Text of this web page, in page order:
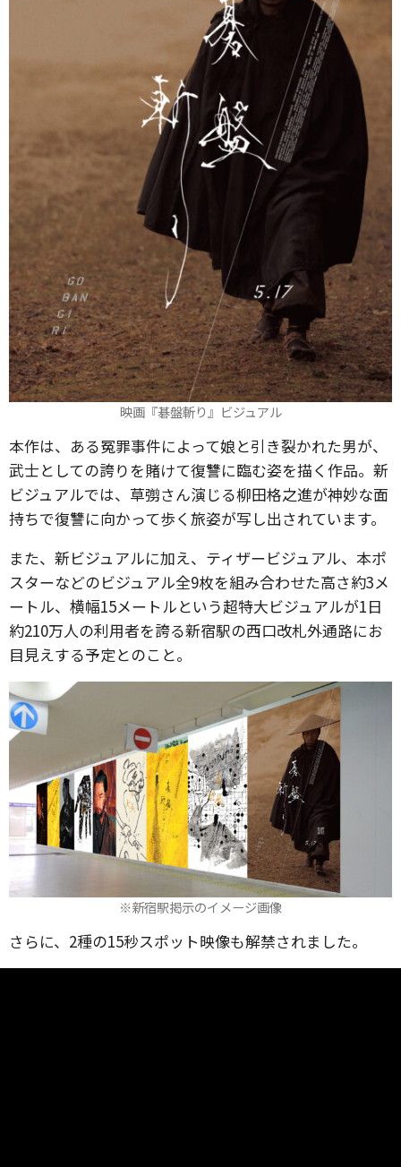
映画『碁盤斬り』ビジュアル
本作は、ある冤罪事件によって娘と引き裂かれた男が、
武士としての誇りを賭けて復讐に臨む姿を描く作品。新
ビジュアルでは、草彅さん演じる柳田格之進が神妙な面
持ちで復讐に向かって歩く旅姿が写し出されています。
また、新ビジュアルに加え、ティザービジュアル、本ポ
スターなどのビジュアル全9枚を組み合わせた高さ約3メ
ートル、横幅15メートルという超特大ビジュアルが1日
約210万人の利用者を誇る新宿駅の西口改札外通路にお
目見えする予定とのこと。
※新宿駅掲示のイメージ画像
さらに、2種の15秒スポット映像も解禁されました。